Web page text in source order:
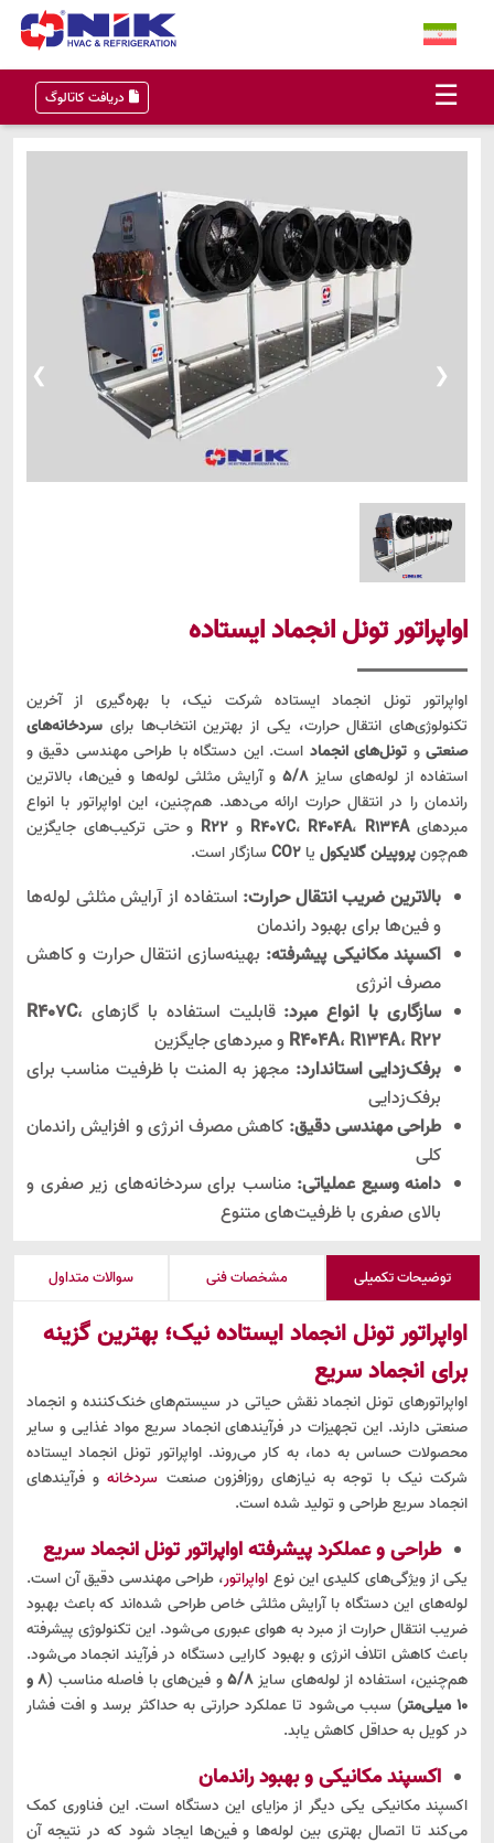
☰×
محصولات
پروژه‌ها
اخبار و مقالات
دریافت کاتالوگ
❯ ❮
اواپراتور تونل انجماد ایستاده
اواپراتور تونل انجماد ایستاده شرکت نیک، با بهره‌گیری از آخرین
تکنولوژی‌های انتقال حرارت، یکی از بهترین انتخاب‌ها برای سردخانه‌های
صنعتیو تونل‌های انجماد است. این دستگاه با طراحی مهندسی دقیق و
استفاده از لوله‌های سایز 5/8 و آرایش مثلثی لوله‌ها و فین‌ها، بالاترین
راندمان را در انتقال حرارت ارائه می‌دهد. هم‌چنین، این اواپراتور با انواع
مبردهای
R407C، R404A، R134A و R22 و حتی ترکیب‌های جایگزین
هم‌چونپروپیلن گلایکول یا CO2 سازگار است.
بالاترین ضریب انتقال حرارت: استفاده از آرایش مثلثی لوله‌ها
و فین‌ها برای بهبود راندمان
اکسپند مکانیکی پیشرفته: بهینه‌سازی انتقال حرارت و کاهش
مصرف انرژی
سازگاری با انواع مبرد: قابلیت استفاده با گازهای R407C،
R404A، R134A، R22
و مبردهای جایگزین
برفک‌زدایی استاندارد: مجهز به المنت با ظرفیت مناسب برای
برفک‌زدایی
طراحی مهندسی دقیق: کاهش مصرف انرژی و افزایش راندمان
کلی
دامنه وسیع عملیاتی: مناسب برای سردخانه‌های زیر صفری و
بالای صفری با ظرفیت‌های متنوع
توضیحات تکمیلی مشخصات فنی سوالات متداول
اواپراتور تونل انجماد ایستاده نیک؛ بهترین گزینه
برای انجماد سریع
اواپراتورهای تونل انجماد نقش حیاتی در سیستم‌های خنک‌کننده و انجماد
صنعتی دارند. این تجهیزات در فرآیندهای انجماد سریع مواد غذایی و سایر
محصولات حساس به دما، به کار می‌روند. اواپراتور تونل انجماد ایستاده
شرکت نیک با توجه به نیازهای روزافزون صنعت سردخانهو فرآیندهای
انجماد سریع طراحی و تولید شده است.
طراحی و عملکرد پیشرفته اواپراتور تونل انجماد سریع
یکی از ویژگی‌های کلیدی این نوع اواپراتور، طراحی مهندسی دقیق آن است.
لوله‌های این دستگاه با آرایش مثلثی خاص طراحی شده‌اند که باعث بهبود
ضریب انتقال حرارت از مبرد به هوای عبوری می‌شود. این تکنولوژی پیشرفته
باعث کاهش اتلاف انرژی و بهبود کارایی دستگاه در فرآیند انجماد می‌شود.
هم‌چنین، استفاده از لوله‌های سایز5/8و فین‌های با فاصله مناسب ( 8 و
10 میلی‌متر
) سبب می‌شود تا عملکرد حرارتی به حداکثر برسد و افت فشار
در کویل به حداقل کاهش یابد.
اکسپند مکانیکی و بهبود راندمان
اکسپند مکانیکی یکی دیگر از مزایای این دستگاه است. این فناوری کمک
می‌کند تا اتصال بهتری بین لوله‌ها و فین‌ها ایجاد شود که در نتیجه آن